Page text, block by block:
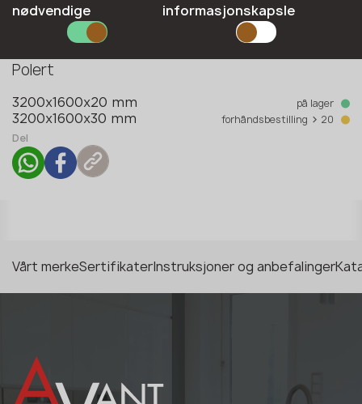
Kolleksjon
Elite collection
Polert
3200x1600x20 mm på lager
3200x1600x30 mm forhåndsbestilling > 20
Del
Vårt merkeSertifikaterInstruksjoner og anbefalinger
SEND INN SØKNADEN DIN
nødvendige
informasjonskapsle